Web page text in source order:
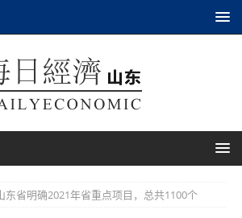
东省明确2021年省重点项目，总共1100个